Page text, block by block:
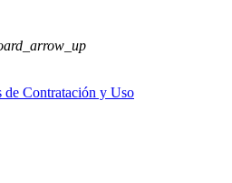
de Contratación y Uso